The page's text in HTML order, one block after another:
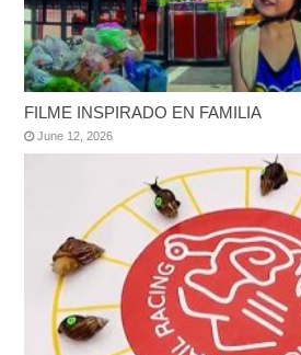
FILME INSPIRADO EN FAMILIA
June 12, 2026